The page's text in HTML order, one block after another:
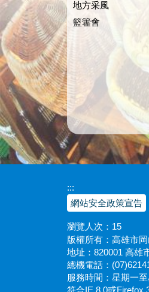
地方采風
籃籗會
:::
網站安全政策宣告
瀏覽人次： 15
版權所有：高雄市
地址：820001 高雄
總機電話：
服務時間：星期一
符合IE 8.0或Firefox